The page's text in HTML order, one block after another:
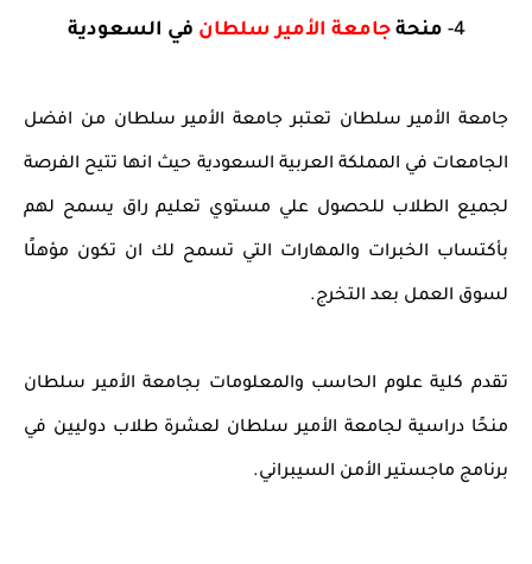
4- منحةجامعة الأمير سلطان في السعودية
جامعة الأمير سلطان تعتبر جامعة الأمير سلطان من افضل
الجامعات في المملكة العربية السعودية حيث انها تتيح الفرصة
لجميع الطلاب للحصول علي مستوي تعليم راق يسمح لهم
بأكتساب الخبرات والمهارات التي تسمح لك ان تكون مؤهلًا
لسوق العمل بعد التخرج.
تقدم كلية علوم الحاسب والمعلومات بجامعة الأمير سلطان
منحًا دراسية لجامعة الأمير سلطان لعشرة طلاب دوليين في
برنامج ماجستير الأمن السيبراني.